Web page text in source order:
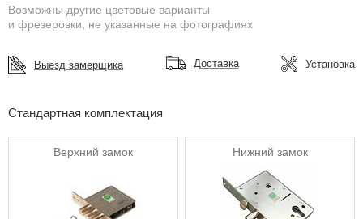
Возможны другие цветовые варианты
и фрезеровки, не указанные на фотографиях
Выезд замерщика Доставка Установка
Стандартная комплектация
Верхний замок Нижний замок